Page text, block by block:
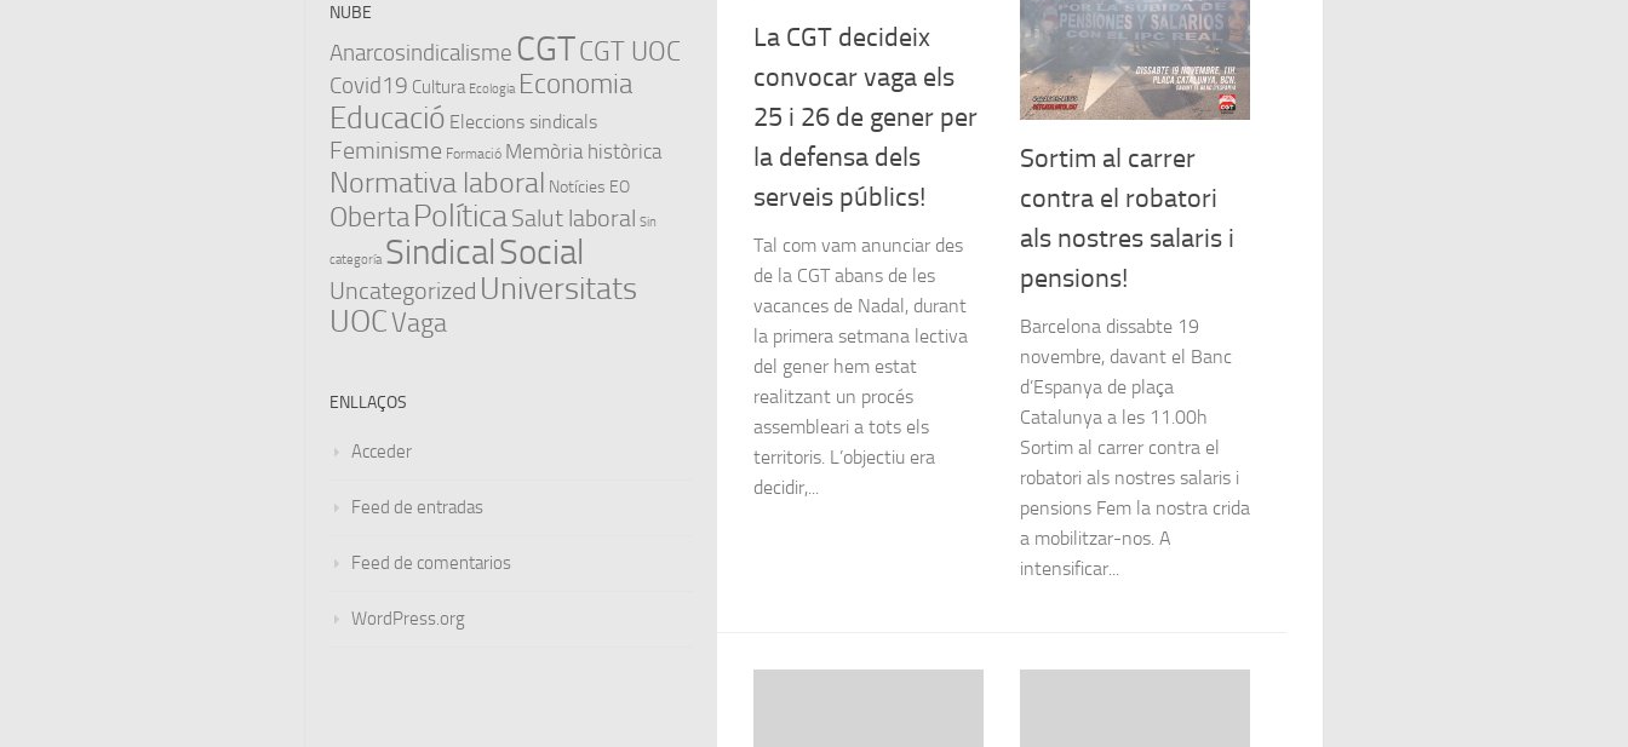
La CGT decideix
convocar vaga els
25 i 26 de gener per
la defensa dels
serveis públics!
Tal com vam anunciar des
de la CGT abans de les
vacances de Nadal, durant
la primera setmana lectiva
del gener hem estat
realitzant un procés
assembleari a tots els
territoris. L’objectiu era
decidir,...
Sortim al carrer
contra el robatori
als nostres salaris i
pensions!
Barcelona dissabte 19
novembre, davant el Banc
d’Espanya de plaça
Catalunya a les 11.00h
Sortim al carrer contra el
robatori als nostres salaris i
pensions Fem la nostra crida
a mobilitzar-nos. A
intensificar...
NUBE
Anarcosindicalisme CGTCGT UOC
Covid19 Cultura Ecologia Economia
Educació Eleccions sindicals
Feminisme Formació Memòria històrica
Normativa laboral Notícies EO
ObertaPolíticaSalut laboral Sin
categoría SindicalSocial
Uncategorized Universitats
UOCVaga
ENLLAÇOS
Acceder
Feed de entradas
Feed de comentarios
WordPress.org